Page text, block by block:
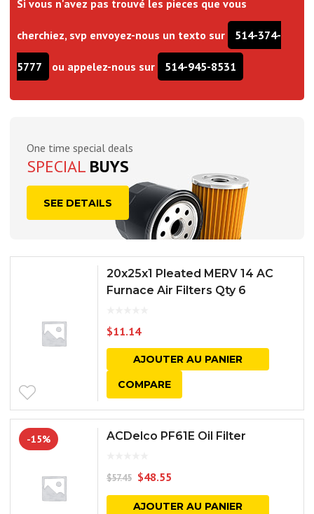
Si vous n'avez pas trouvé les pieces que vous
cherchiez, svp envoyez-nous un texto sur 514-374-
5777 ou appelez-nous sur 514-945-8531
One time special deals
SPECIAL BUYS
SEE DETAILS
20x25x1 Pleated MERV 14 AC
Furnace Air Filters Qty 6
$11.14
AJOUTER AU PANIER
COMPARE
-15% ACDelco PF61E Oil Filter
$57.45 $48.55
AJOUTER AU PANIER